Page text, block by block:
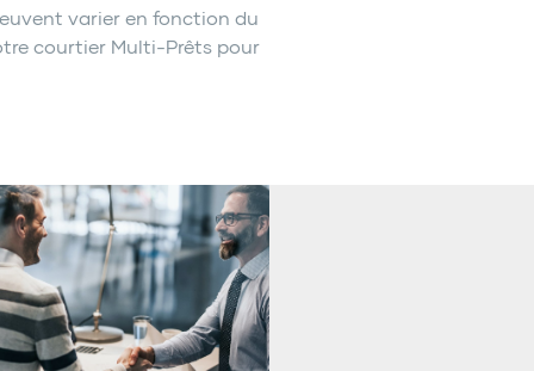
varier en fonction du
courtier Multi-Prêts pour